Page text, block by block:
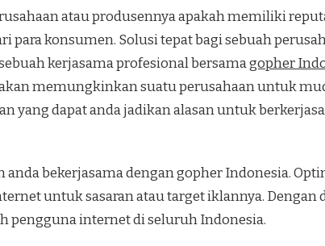
atau produsennya apakah memiliki
konsumen. Solusi tepat bagi sebuah
kerjasama profesional bersamagopher
memungkinkan suatu perusahaan untuk
yang dapat anda jadikan alasan untuk
bekerjasama dengan gopher Indonesia.
untuk sasaran atau target iklannya.
pengguna internet di seluruh Indonesia.